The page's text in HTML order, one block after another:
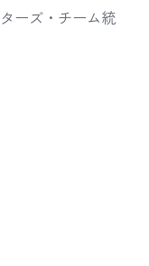
ーズ・チーム統